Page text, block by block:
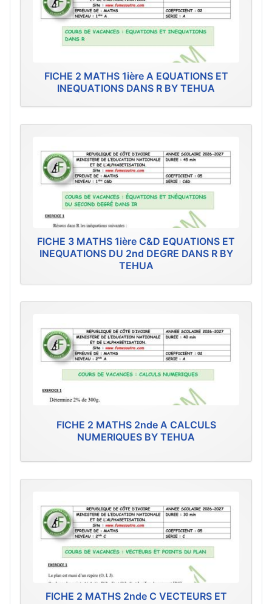
FICHE 2 MATHS 1ière A EQUATIONS ET
INEQUATIONS DANS R BY TEHUA
FICHE 3 MATHS 1ière C&D EQUATIONS ET
INEQUATIONS DU 2nd DEGRE DANS R BY
TEHUA
FICHE 2 MATHS 2nde A CALCULS
NUMERIQUES BY TEHUA
FICHE 2 MATHS 2nde C VECTEURS ET